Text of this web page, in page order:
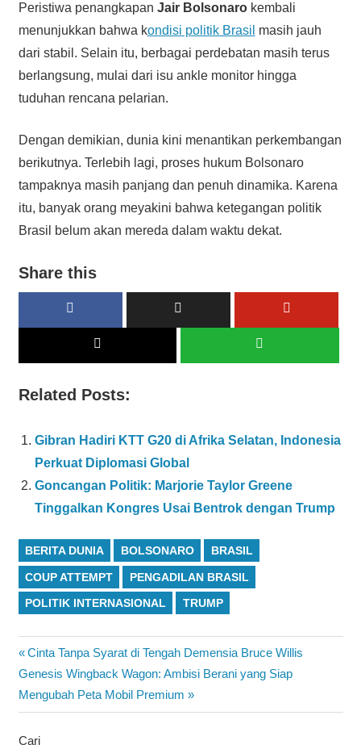
Peristiwa penangkapan Jair Bolsonarokembali
menunjukkan bahwa kondisi politik Brasil masih jauh
dari stabil. Selain itu, berbagai perdebatan masih terus
berlangsung, mulai dari isu ankle monitor hingga
tuduhan rencana pelarian.
Dengan demikian, dunia kini menantikan perkembangan
berikutnya. Terlebih lagi, proses hukum Bolsonaro
tampaknya masih panjang dan penuh dinamika. Karena
itu, banyak orang meyakini bahwa ketegangan politik
Brasil belum akan mereda dalam waktu dekat.
Share this
Related Posts:
Gibran Hadiri KTT G20 di Afrika Selatan, Indonesia
Perkuat Diplomasi Global
Goncangan Politik: Marjorie Taylor Greene
Tinggalkan Kongres Usai Bentrok dengan Trump
BERITA DUNIA BOLSONARO BRASIL
COUP ATTEMPT PENGADILAN BRASIL
POLITIK INTERNASIONAL TRUMP
Navigasi
pos
Previous
Post:
Cinta Tanpa Syarat di Tengah Demensia Bruce Willis
Next
Post:
Genesis Wingback Wagon: Ambisi Berani yang Siap
Mengubah Peta Mobil Premium
Cari